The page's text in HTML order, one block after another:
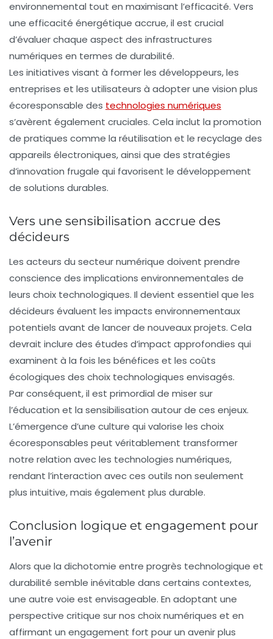
environnemental tout en maximisant l’efficacité. Vers
une efficacité énergétique accrue, il est crucial
d’évaluer chaque aspect des infrastructures
numériques en termes de durabilité.
Les initiatives visant à former les développeurs, les
entreprises et les utilisateurs à adopter une vision plus
écoresponsable des technologies numériques
s’avèrent également cruciales. Cela inclut la promotion
de pratiques comme la réutilisation et le recyclage des
appareils électroniques, ainsi que des stratégies
d’innovation frugale qui favorisent le développement
de solutions durables.
Vers une sensibilisation accrue des
décideurs
Les acteurs du secteur numérique doivent prendre
conscience des implications environnementales de
leurs choix technologiques. Il devient essentiel que les
décideurs évaluent les impacts environnementaux
potentiels avant de lancer de nouveaux projets. Cela
devrait inclure des études d’impact approfondies qui
examinent à la fois les bénéfices et les coûts
écologiques des choix technologiques envisagés.
Par conséquent, il est primordial de miser sur
l’éducation et la sensibilisation autour de ces enjeux.
L’émergence d’une culture qui valorise les choix
écoresponsables peut véritablement transformer
notre relation avec les technologies numériques,
rendant l’interaction avec ces outils non seulement
plus intuitive, mais également plus durable.
Conclusion logique et engagement pour
l’avenir
Alors que la dichotomie entre progrès technologique et
durabilité semble inévitable dans certains contextes,
une autre voie est envisageable. En adoptant une
perspective critique sur nos choix numériques et en
affirmant un engagement fort pour un avenir plus